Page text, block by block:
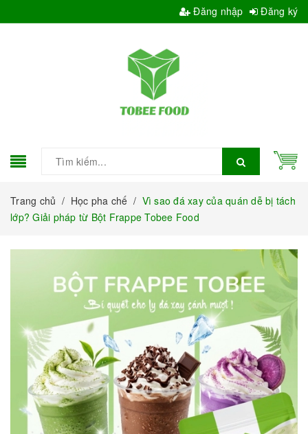
Đăng nhập Đăng ký
Trang chủ / Học pha chế / Vì sao đá xay của quán dễ bị tách
lớp? Giải pháp từ Bột Frappe Tobee Food